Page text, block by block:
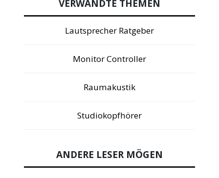
VERWANDTE THEMEN
Lautsprecher Ratgeber
Monitor Controller
Raumakustik
Studiokopfhörer
ANDERE LESER MÖGEN